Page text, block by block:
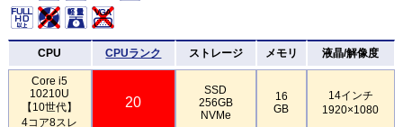
CPU CPUランク ストレージ メモリ 液晶/解像度
Core i5
10210U
【10世代】
4コア8スレ
20
SSD
256GB
NVMe
16
GB
14インチ
1920×1080